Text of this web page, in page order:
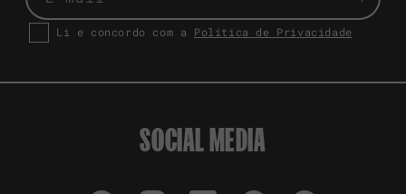
Li e concordo com a Política de Privacidade
SOCIAL MEDIA